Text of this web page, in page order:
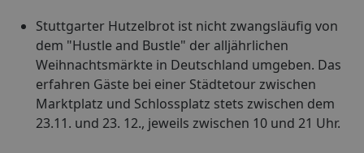
Stuttgarter Hutzelbrot ist nicht zwangsläufig von
dem "Hustle and Bustle" der alljährlichen
Weihnachtsmärkte in Deutschland umgeben. Das
erfahren Gäste bei einer Städtetour zwischen
Marktplatz und Schlossplatz stets zwischen dem
23.11. und 23. 12., jeweils zwischen 10 und 21 Uhr.